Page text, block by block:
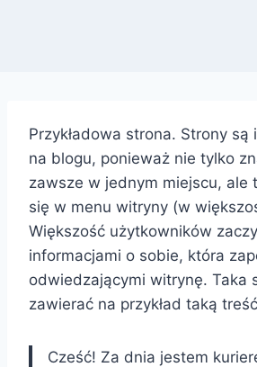
Przykładowa strona. Strony są
na blogu, ponieważ nie tylko
zawsze w jednym miejscu, ale
się w menu witryny (w
Większość użytkowników
informacjami o sobie, która
odwiedzającymi witrynę. Taka
zawierać na przykład taką
Cześć! Za dnia jestem